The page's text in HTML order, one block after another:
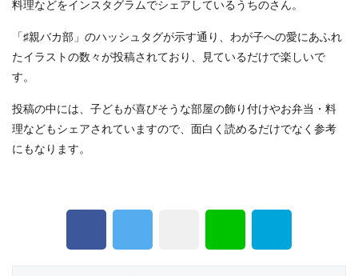
料理などをインスタグラムでシェアしているうちのさん。
「♯親バカ部」のハッシュタグが示す通り、わが子への愛にあふれ
たイラストの数々が投稿されており、見ているだけで楽しいで
す。
投稿の中には、子どもが喜びそうな部屋の飾り付けやお弁当・料
理などもシェアされていますので、面白く読めるだけでなく参考
にもなります。